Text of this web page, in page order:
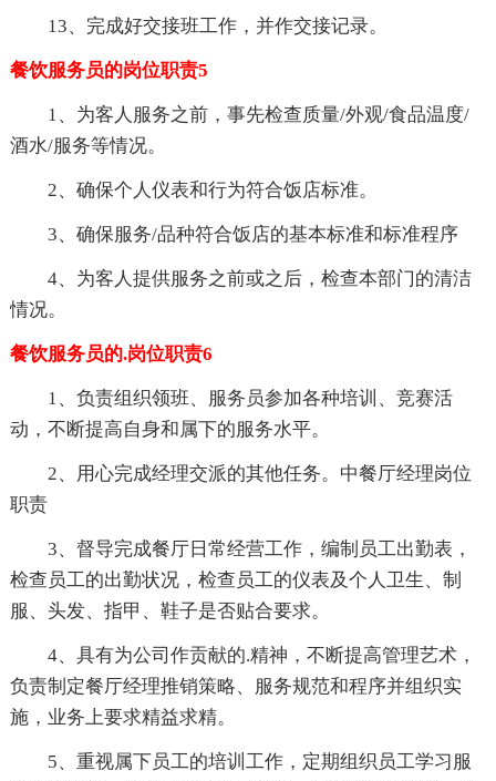
13、完成好交接班工作，并作交接记录。
餐饮服务员的岗位职责5
1、为客人服务之前，事先检查质量/外观/食品温度/
酒水/服务等情况。
2、确保个人仪表和行为符合饭店标准。
3、确保服务/品种符合饭店的基本标准和标准程序
4、为客人提供服务之前或之后，检查本部门的清洁
情况。
餐饮服务员的.岗位职责6
1、负责组织领班、服务员参加各种培训、竞赛活
动，不断提高自身和属下的服务水平。
2、用心完成经理交派的其他任务。中餐厅经理岗位
职责
3、督导完成餐厅日常经营工作，编制员工出勤表，
检查员工的出勤状况，检查员工的仪表及个人卫生、制
服、头发、指甲、鞋子是否贴合要求。
4、具有为公司作贡献的.精神，不断提高管理艺术，
负责制定餐厅经理推销策略、服务规范和程序并组织实
施，业务上要求精益求精。
5、重视属下员工的培训工作，定期组织员工学习服